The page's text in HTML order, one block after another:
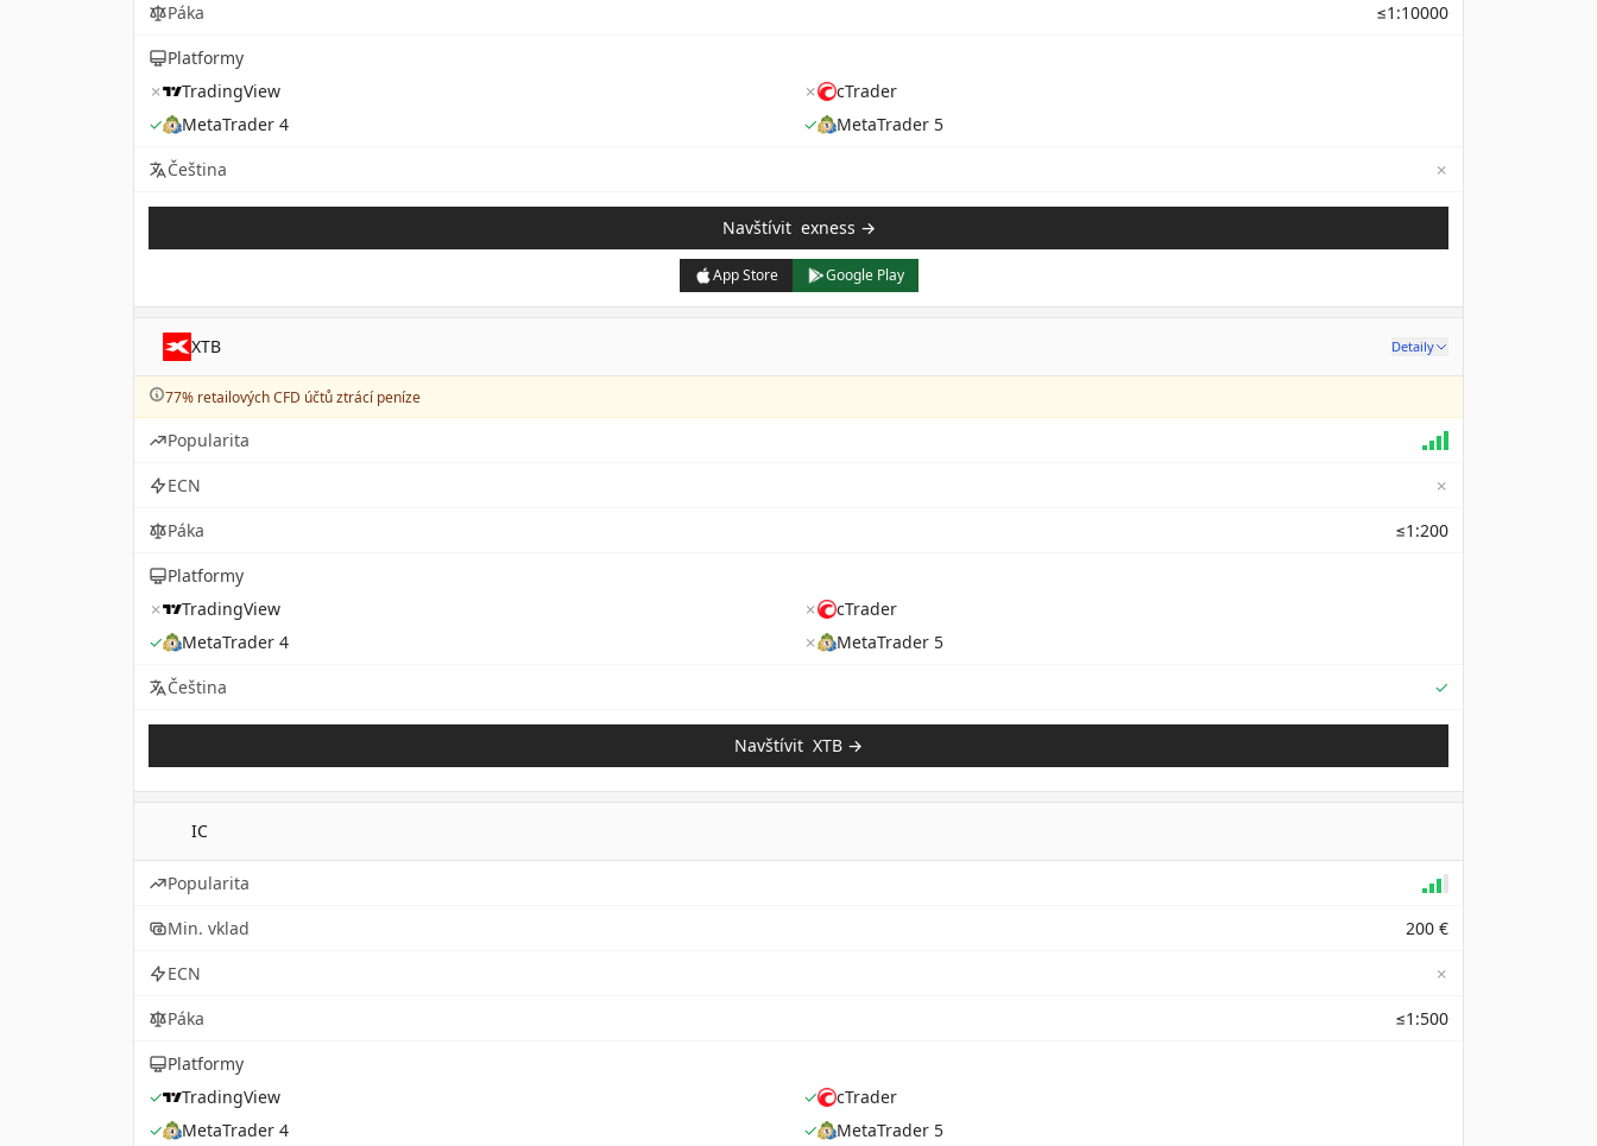
Páka
≤1:10000
Platformy
✗
TradingView ✗
cTrader
✓
MetaTrader 4 ✓
MetaTrader 5
Čeština
✗
Navštívit exness →
App Store Google Play
XTB Detaily
77% retailových CFD účtů ztrácí peníze
Popularita
ECN
✗
Páka
≤1:200
Platformy
✗
TradingView ✗
cTrader
✓
MetaTrader 4 ✗
MetaTrader 5
Čeština
✓Supported
Navštívit XTB →
IC
Popularita
Min. vklad
200 €
ECN
✗
Páka
≤1:500
Platformy
✓
TradingView ✓
cTrader
✓
MetaTrader 4 ✓
MetaTrader 5